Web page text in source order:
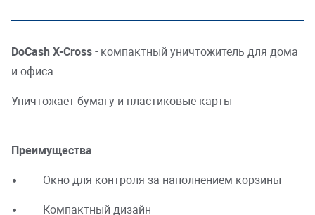
DoCash X-Cross - компактный уничтожитель для дома
и офиса
Уничтожает бумагу и пластиковые карты
Преимущества
• Окно для контроля за наполнением корзины
• Компактный дизайн